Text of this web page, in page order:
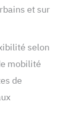
et sur
selon
mobilité
de